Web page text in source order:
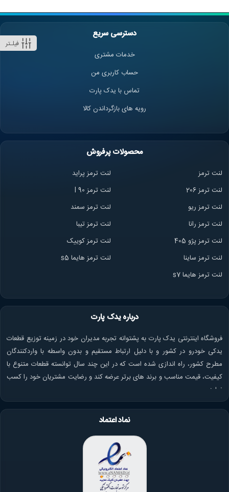
فیلـتر
دسترسی سریع
خدمات مشتری
حساب کاربری من
تماس با یدک پارت
رویه های بازگرداندن کالا
محصولات پرفروش
لنت ترمز
لنت ترمز پراید
لنت ترمز 206
لنت ترمز l 90
لنت ترمز ریو
لنت ترمز سمند
لنت ترمز رانا
لنت ترمز تیبا
لنت ترمز پژو 405
لنت ترمز کوییک
لنت ترمز ساینا
لنت ترمز هایما s5
لنت ترمز هایما s7
درباره یدک پارت
فروشگاه اینترنتی یدک پارت به پشتوانه تجربه مدیران خود در زمینه توزیع قطعات
یدکی خودرو در کشور و با دلیل ارتباط مستقیم و بدون واسطه با واردکنندگان
مطرح کشور، راه اندازی شده است که در این چند سال توانسته قطعات متنوع با
کیفیت، قیمت مناسب و برند های برتر عرضه کند و رضایت مشتریان خود را کسب
نماید.
نماد اعتماد